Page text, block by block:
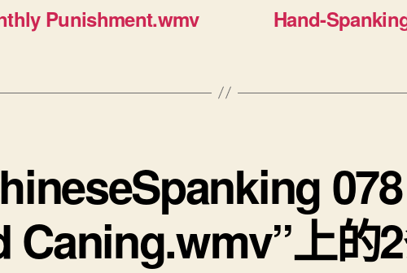
Punishment.wmv Hand-
Caning.wmv”上的